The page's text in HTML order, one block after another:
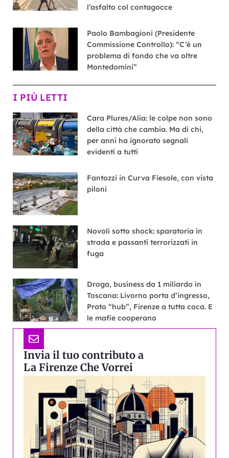
l’asfalto col contagocce
Paolo Bambagioni (Presidente
Commissione Controllo): “C’è un
problema di fondo che va oltre
Montedomini”
I PIÙ LETTI
Cara Plures/Alia: le colpe non sono
della città che cambia. Ma di chi,
per anni ha ignorato segnali
evidenti a tutti
Fantozzi in Curva Fiesole, con vista
piloni
Novoli sotto shock: sparatoria in
strada e passanti terrorizzati in
fuga
Droga, business da 1 miliardo in
Toscana: Livorno porta d’ingresso,
Prato “hub”, Firenze a tutta coca. E
le mafie cooperano
Invia il tuo contributo a
La Firenze Che Vorrei